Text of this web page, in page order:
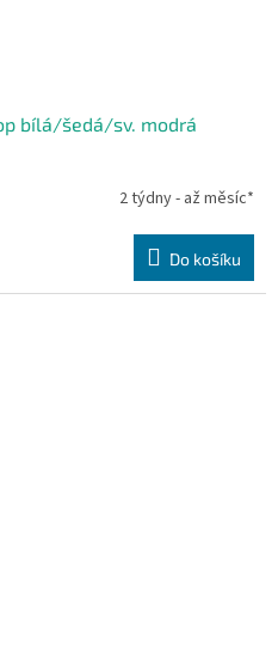
bílá/šedá/sv. modrá
2 týdny - až měsíc*
Do košíku